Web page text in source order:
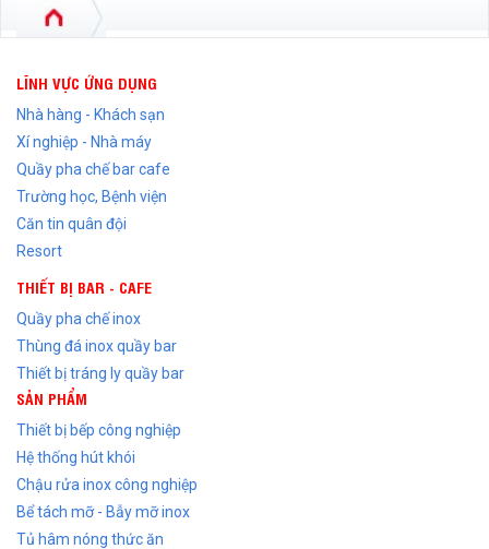
LĨNH VỰC ỨNG DỤNG
Nhà hàng - Khách sạn
Xí nghiệp - Nhà máy
Quầy pha chế bar cafe
Trường học, Bệnh viện
Căn tin quân đội
Resort
THIẾT BỊ BAR - CAFE
Quầy pha chế inox
Thùng đá inox quầy bar
Thiết bị tráng ly quầy bar
SẢN PHẨM
Thiết bị bếp công nghiệp
Hệ thống hút khói
Chậu rửa inox công nghiệp
Bể tách mỡ - Bẫy mỡ inox
Tủ hâm nóng thức ăn